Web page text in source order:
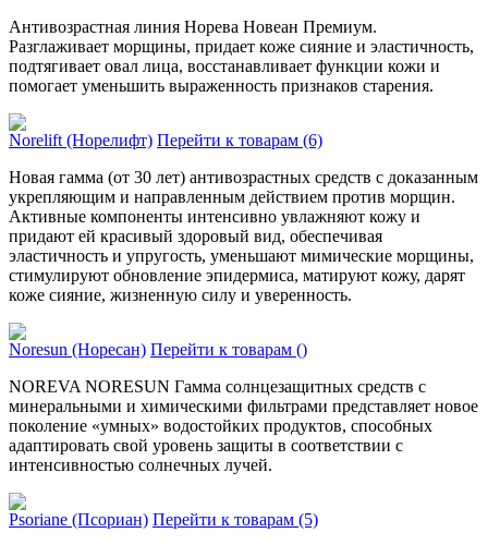
Антивозрастная линия Норева Новеан Премиум.
Разглаживает морщины, придает коже сияние и эластичность,
подтягивает овал лица, восстанавливает функции кожи и
помогает уменьшить выраженность признаков старения.
Norelift (Норелифт) Перейти к товарам (6)
Новая гамма (от 30 лет) антивозрастных средств с доказанным
укрепляющим и направленным действием против морщин.
Активные компоненты интенсивно увлажняют кожу и
придают ей красивый здоровый вид, обеспечивая
эластичность и упругость, уменьшают мимические морщины,
стимулируют обновление эпидермиса, матируют кожу, дарят
коже сияние, жизненную силу и уверенность.
Noresun (Норесан) Перейти к товарам ()
NOREVA NORESUN Гамма солнцезащитных средств с
минеральными и химическими фильтрами представляет новое
поколение «умных» водостойких продуктов, способных
адаптировать свой уровень защиты в соответствии с
интенсивностью солнечных лучей.
Psoriane (Псориан) Перейти к товарам (5)